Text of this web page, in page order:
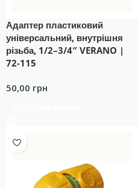
Адаптер пластиковий
універсальний, внутрішня
різьба, 1/2–3/4″ VERANO |
72-115
50,00 грн